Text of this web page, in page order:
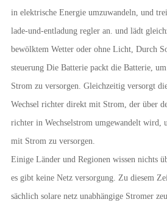
in elektrische Energie umzuwandeln, und
lade-und-entladung regler an. und lädt
bewölktem Wetter oder ohne Licht, Durch
steuerung Die Batterie packt die Batterie,
Strom zu versorgen. Gleichzeitig versorgt
Wechsel richter direkt mit Strom, der über
richter in Wechselstrom umgewandelt wird,
mit Strom zu versorgen.
Einige Länder und Regionen wissen nichts
es gibt keine Netz versorgung. Zu diesem
sächlich solare netz unabhängige Stromer